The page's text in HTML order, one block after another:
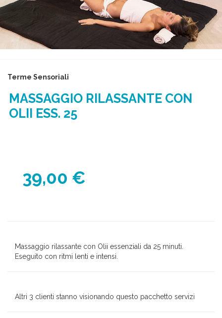
Terme Sensoriali
MASSAGGIO RILASSANTE CON
OLII ESS. 25
39,00 €
Massaggio rilassante con Olii essenziali da 25 minuti.
Eseguito con ritmi lenti e intensi.
Altri 3 clienti stanno visionando questo pacchetto servizi